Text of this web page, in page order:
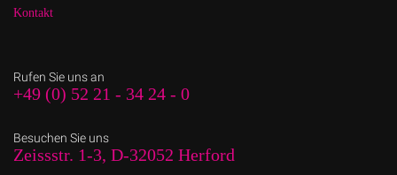
Kontakt
Rufen Sie uns an
+49 (0) 52 21 - 34 24 - 0
Besuchen Sie uns
Zeissstr. 1-3, D-32052 Herford